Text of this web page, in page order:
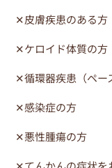
✕皮膚疾患のある方
✕ケロイド体質の方
✕循環器疾患（ペー
✕感染症の方
✕悪性腫瘍の方